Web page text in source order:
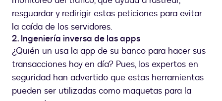
resguardar y redirigir estas peticiones para evitar
la caída de los servidores.
2. Ingeniería inversa de las apps
¿Quién un usa la app de su banco para hacer sus
transacciones hoy en día? Pues, los expertos en
seguridad han advertido que estas herramientas
pueden ser utilizadas como maquetas para la